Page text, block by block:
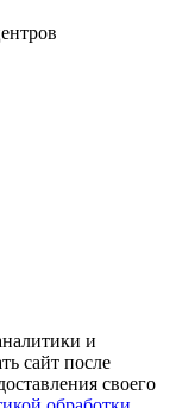
и
сайт после
своего